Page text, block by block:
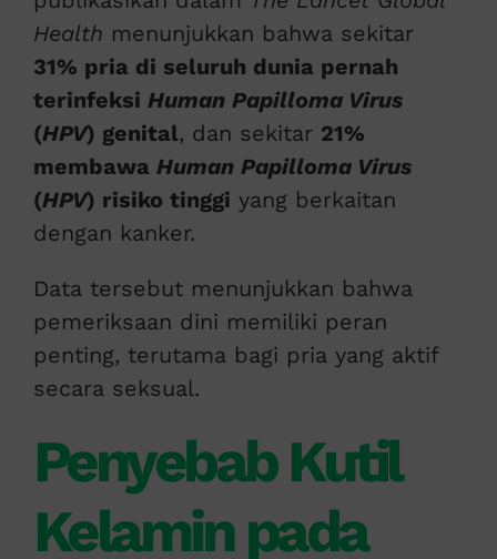
Health menunjukkan bahwa sekitar
31% pria di seluruh dunia pernah
terinfeksi Human Papilloma Virus
(HPV) genital, dan sekitar 21%
membawa Human Papilloma Virus
(HPV) risiko tinggi yang berkaitan
dengan kanker.
Data tersebut menunjukkan bahwa
pemeriksaan dini memiliki peran
penting, terutama bagi pria yang aktif
secara seksual.
Penyebab Kutil
Kelamin pada